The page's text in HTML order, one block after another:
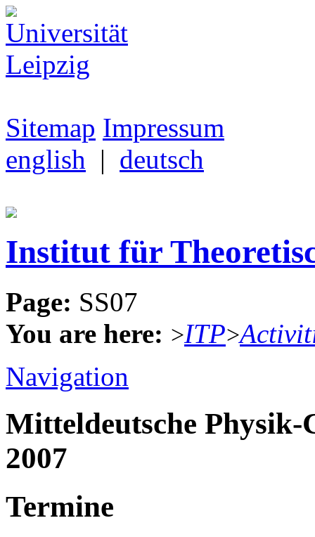
Sitemap Impressum
english | deutsch
Institut für
Page: SS07
You are here: >ITP>
Navigation
Mitteldeutsche Physik-
2007
Termine